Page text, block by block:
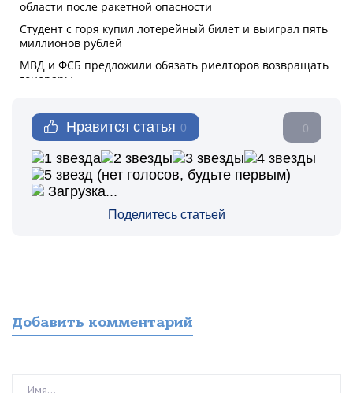
Нравится статья 0 0
Поделитесь статьей
(нет голосов, будьте первым)
Загрузка...
Добавить комментарий